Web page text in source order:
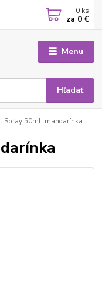
Menu
Hľadať
0 ks
za 0 €
Spray 50ml, mandarínka